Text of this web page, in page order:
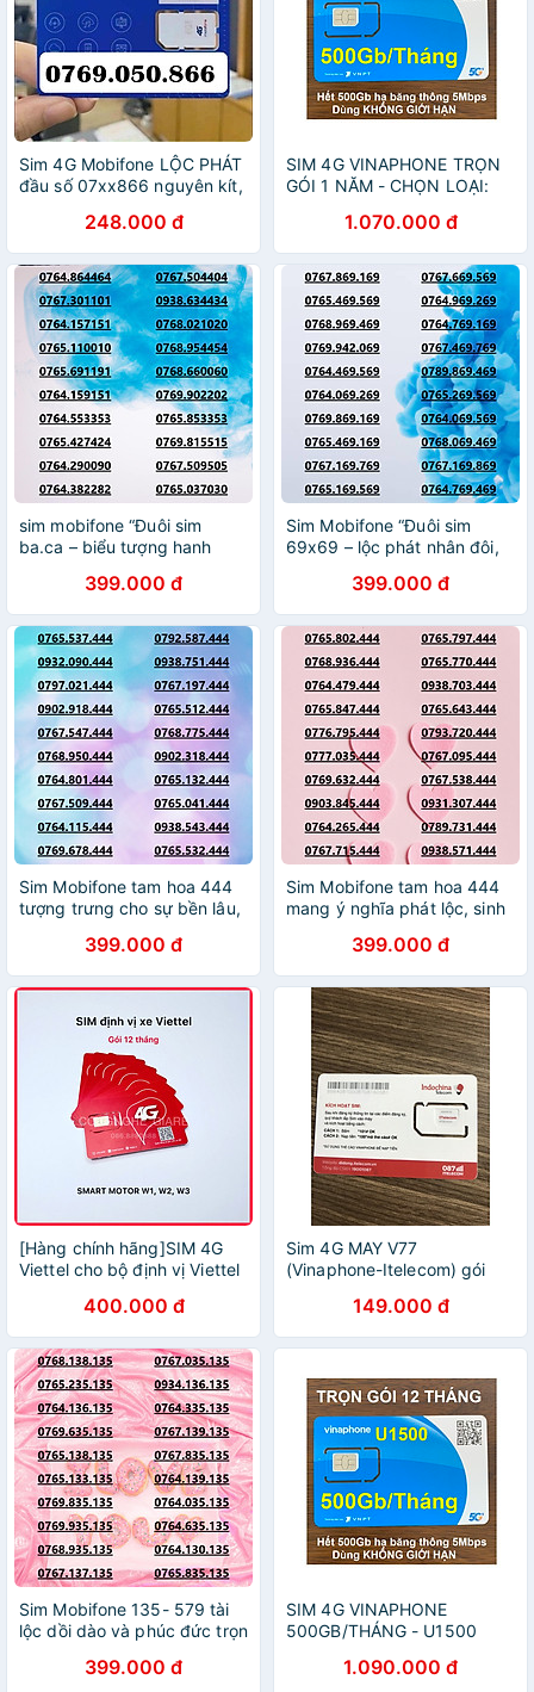
Sim 4G Mobifone LỘC PHÁT
đầu số 07xx866 nguyên kít,
Hàng chính hãng
248.000 đ
SIM 4G VINAPHONE TRỌN
GÓI 1 NĂM - CHỌN LOẠI:
500GB/tháng - Hàng chính
hãng
1.070.000 đ
sim mobifone “Đuôi sim
ba.ca – biểu tượng hanh
lộc bền lâu!”ưu đãi data
4G/5G 180GB [SIM CHƯA
KÍCH HOẠT, PHẢI ĐĂNG KÝ
CHÍNH- HÀNG CHÍNH HÃNG
399.000 đ
Sim Mobifone “Đuôi sim
69x69 – lộc phát nhân đôi,
dài lâu!”ưu đãi data 4G/5G
180GB [SIM CHƯA KÍCH
HOẠT, PHẢI ĐĂNG KÝ
CHÍNH- HÀNG CHÍNH HÃNG
399.000 đ
Sim Mobifone tam hoa 444
tượng trưng cho sự bền lâu,
180GB[SIM CHƯA KÍCH
HOẠT, PHẢI ĐĂNG KÝ)-
HÀNG CHÍNH HÃNG
399.000 đ
Sim Mobifone tam hoa 444
mang ý nghĩa phát lộc, sinh
180GB [SIM CHƯA KÍCH
HOẠT, PHẢI ĐK CHÍNH
CHỦ)- HÀNG CHÍNH HÃNG
399.000 đ
[Hàng chính hãng]SIM 4G
Viettel cho bộ định vị Viettel
Ưu đãi 12 tháng
400.000 đ
Sim 4G MAY V77
(Vinaphone-Itelecom) gói
cao – Hàng chính hãng -
Giao mẫu ngẫu nhiên
149.000 đ
Sim Mobifone 135- 579 tài
lộc dồi dào và phúc đức trọn
180GB [SIM CHƯA KÍCH
399.000 đ
SIM 4G VINAPHONE
500GB/THÁNG - U1500
CÓ 500Gb/tháng tốc độ 4G,
1.090.000 đ